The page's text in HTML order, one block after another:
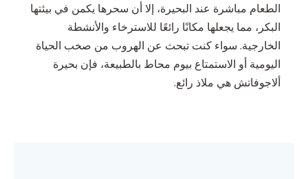
الطعام مباشرة عند البحيرة، إلا أن سحرها يكمن في بيئتها
البكر، مما يجعلها مكانًا رائعًا للاسترخاء والأنشطة
الخارجية. سواء كنت تبحث عن الهروب من صخب الحياة
اليومية أو الاستمتاع بيوم محاط بالطبيعة، فإن بحيرة
ألاجوفاتش هي ملاذ رائع.